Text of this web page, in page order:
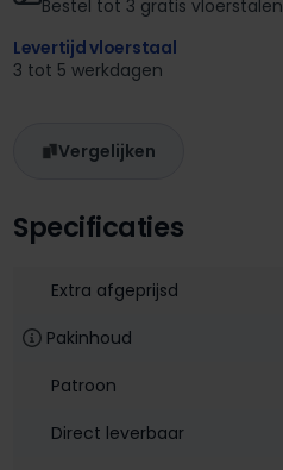
Specificaties
Extra afgeprijsd
Pakinhoud
Patroon
Direct leverbaar
Bestel tot 3 gratis vloerstalen
Levertijd vloerstaal
3 tot 5 werkdagen
Vergelijken